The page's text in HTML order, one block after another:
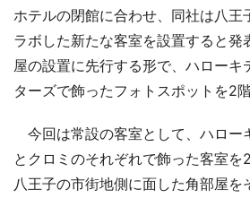
ホテルの閉館に合わせ、同社は八王
ラボした新たな客室を設置すると発
屋の設置に先行する形で、ハローキ
ターズで飾ったフォトスポットを2階
今回は常設の客室として、ハロー
とクロミのそれぞれで飾った客室を
八王子の市街地側に面した角部屋を